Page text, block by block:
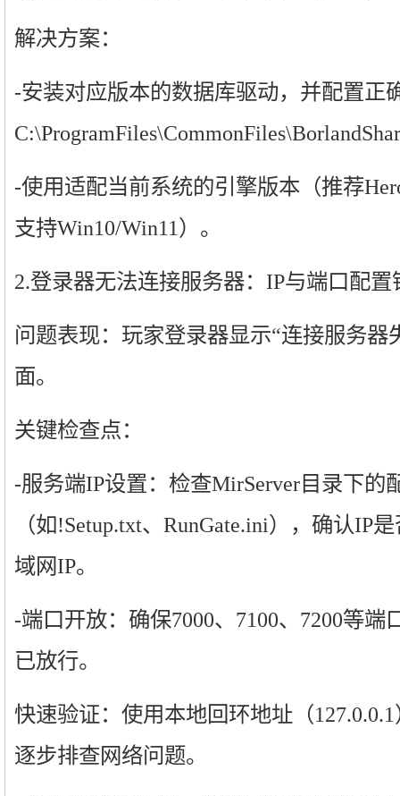
解决方案：
-安装对应版本的数据库驱动，并配置正
-使用适配当前系统的引擎版本（推荐
支持Win10/Win11）。
2.登录器无法连接服务器：IP与端口配置
问题表现：玩家登录器显示“连接服务器
面。
关键检查点：
-服务端IP设置：检查MirServer目录下的
（如!Setup.txt、RunGate.ini），确认IP
域网IP。
-端口开放：确保7000、7100、7200等
已放行。
快速验证：使用本地回环地址（
逐步排查网络问题。